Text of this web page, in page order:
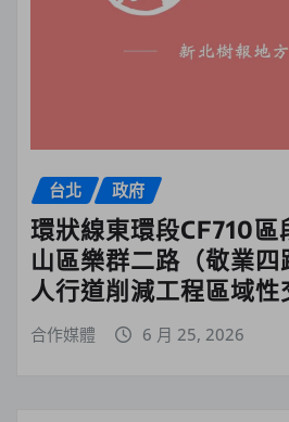
台北 政府
環狀線東環段CF710區
山區樂群二路（敬業四
人行道削減工程區域性
合作媒體 6 月 25, 2026